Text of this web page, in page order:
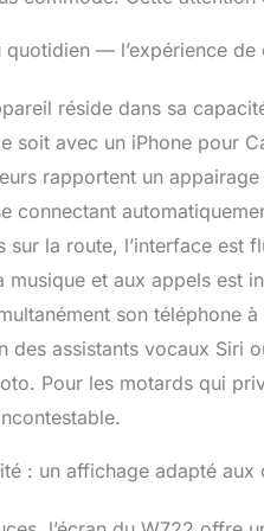
que vous
Parfait pour
il offre une
une excellente
avec la
antivol pour
motos, sans
W522 est livré
un port USB
protection
branchement
toutes vos
veuillez vous
plupart des
— l’expérience
réside dans sa
soit avec un iPhone pour
rapportent un
connectant
la route, l’interface est
musique et aux appels est
son téléphone
des assistants vocaux
Pour les motards qui
: un affichage adapté